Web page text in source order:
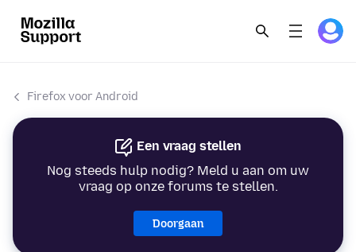
Firefox voor Android
Een vraag stellen
Nog steeds hulp nodig? Meld u aan om uw
vraag op onze forums te stellen.
Doorgaan